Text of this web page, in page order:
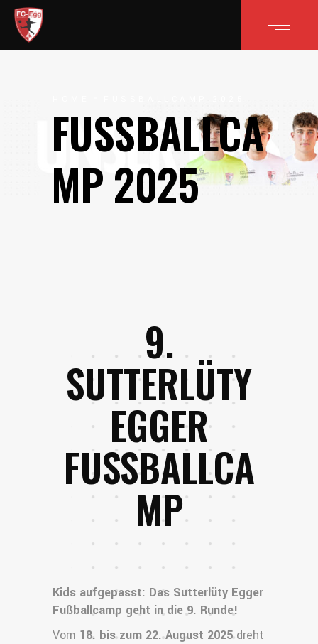
FUSSBALLCAM
P 2025
9.
SUTTERLÜTY
EGGER
FUSSBALLCAM
P
Kids aufgepasst: Das Sutterlüty Egger
Fußballcamp geht in die 9. Runde!
Vom 18. bis zum 22. August 2025dreht